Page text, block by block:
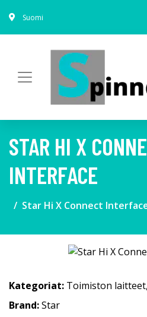
Suomi
STAR HI X
INTERFACE
Star Hi X Connect
Kategoriat: Toimiston laitteet,
Brand:Star